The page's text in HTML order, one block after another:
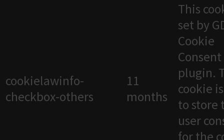
cookielawinfo-
checkbox-others
11
months
This
set by
Cookie
Consent
plugin.
cookie
to store
user
for the